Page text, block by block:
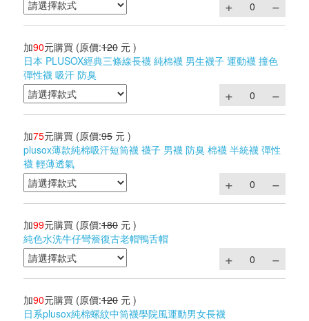
加90元購買 (原價:120 元 )
日本 PLUSOX經典三條線長襪 純棉襪 男生襪子 運動襪 撞色
彈性襪 吸汗 防臭
加75元購買 (原價:95 元 )
plusox薄款純棉吸汗短筒襪 襪子 男襪 防臭 棉襪 半統襪 彈性
襪 輕薄透氣
加99元購買 (原價:180 元 )
純色水洗牛仔彎簷復古老帽鴨舌帽
加90元購買 (原價:120 元 )
日系plusox純棉螺紋中筒襪學院風運動男女長襪